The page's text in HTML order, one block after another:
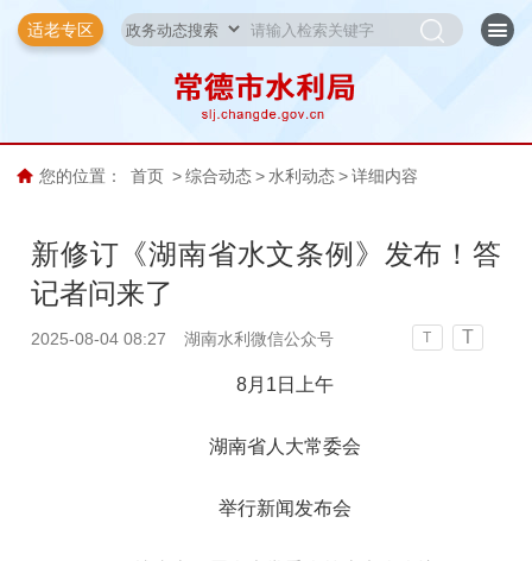
适老专区
您的位置： 首页 > 综合动态 > 水利动态 > 详细内容
新修订《湖南省水文条例》发布！答
记者问来了
2025-08-04 08:27 湖南水利微信公众号 T T
8月1日上午
湖南省人大常委会
举行新闻发布会